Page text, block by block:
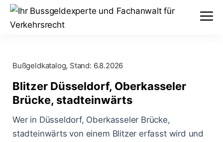
Abstand nicht eingehalten
Geschwindigkeitsüberschreitung
Anhörung im Bußgeldverfahren
Bußgeldbescheid
Paragraphen
§ 24 StVG
Messverfahren
Bußgeldkatalog, Stand: 6.8.2026
Blitzer Düsseldorf, Oberkasseler
Brücke, stadteinwärts
Wer in Düsseldorf, Oberkasseler Brücke,
stadteinwärts von einem Blitzer erfasst wird und